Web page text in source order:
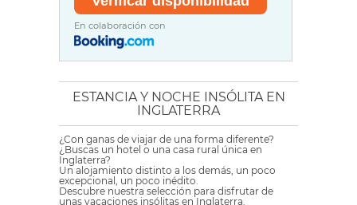
En colaboración con
ESTANCIA Y NOCHE INSÓLITA EN
INGLATERRA
¿Con ganas de viajar de una forma diferente?
¿Buscas un hotel o una casa rural única en
Inglaterra?
Un alojamiento distinto a los demás, un poco
excepcional, un poco inédito.
Descubre nuestra selección para disfrutar de
unas vacaciones insólitas en Inglaterra.